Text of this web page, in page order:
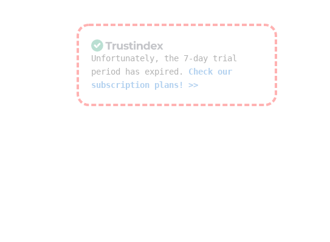
Unfortunately, the 7-day trial
period has expired. Check our
subscription plans! >>